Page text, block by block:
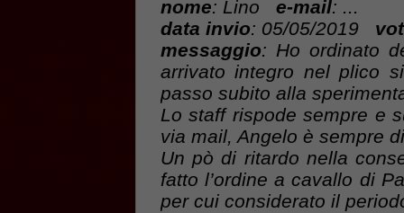
nome: Lino e-mail: ...
data invio: 05/05/2019
messaggio: Ho ordinato
arrivato integro nel plico
passo subito alla
Lo staff rispode sempre e
via mail, Angelo è sempre
Un pò di ritardo nella
fatto l’ordine a cavallo di
per cui considerato il